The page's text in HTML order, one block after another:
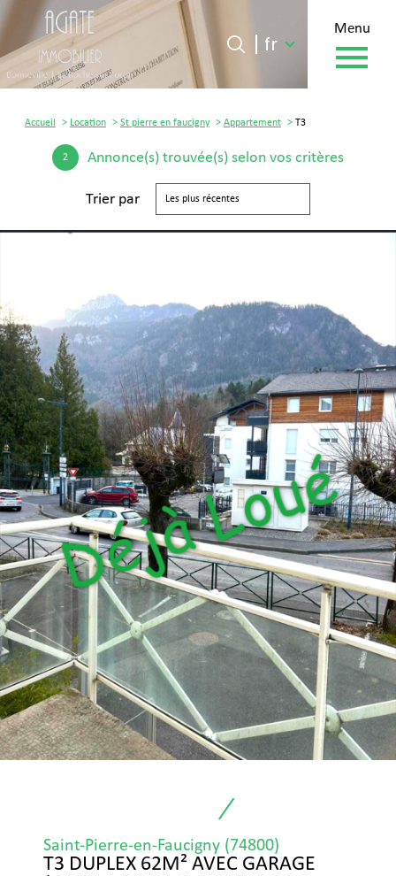
menu
fr
Accueil 0
Langue
fr
Accueil Location St pierre en faucigny Appartement T3
2 Annonce(s) trouvée(s) selon vos critères
Trier par Les plus récentes
Saint-Pierre-en-Faucigny (74800)
T3 DUPLEX 62M² AVEC GARAGE